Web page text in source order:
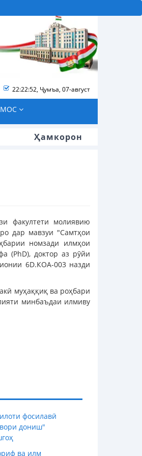
22:22:52, Ҷумъа, 07-август
Ҳамкорон
факултети молиявию
дар мавзуи "Самтҳои
номзади илмҳои
(PhD), доктор аз рӯйи
6D.КОА-003 назди
муҳаққиқ ва роҳбари
минбаъдаи илмиву
фосилавӣ
дониш"
ва илм